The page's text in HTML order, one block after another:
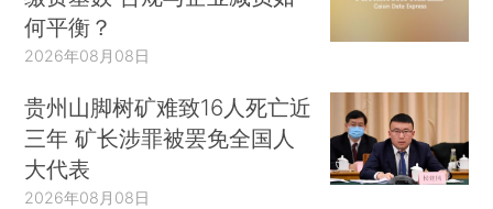
何平衡？
2026年08月08日
贵州山脚树矿难致16人死亡近
三年 矿长涉罪被罢免全国人
大代表
2026年08月08日